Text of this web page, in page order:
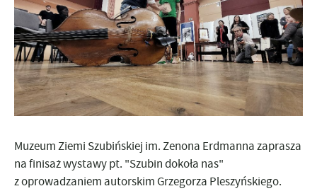
Muzeum Ziemi Szubińskiej im. Zenona Erdmanna zaprasza
na finisaż wystawy pt. "Szubin dokoła nas"
z oprowadzaniem autorskim Grzegorza Pleszyńskiego.